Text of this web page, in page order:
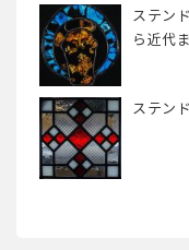
ステン
ら近代
ステン